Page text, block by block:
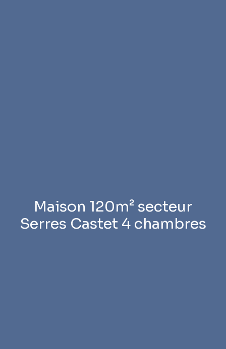
Maison 120m² secteur
Serres Castet 4 chambres